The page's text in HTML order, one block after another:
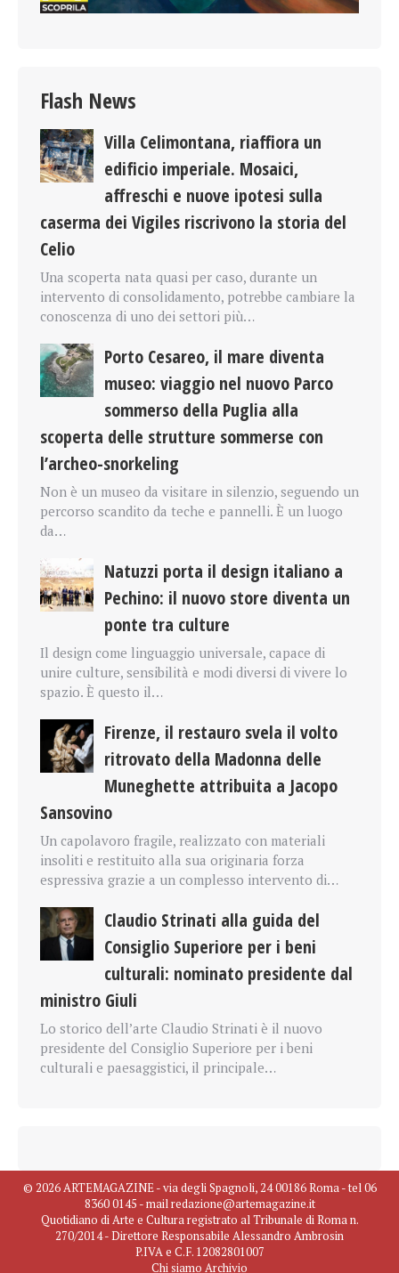
Flash News
Villa Celimontana, riaffiora un
edificio imperiale. Mosaici,
affreschi e nuove ipotesi sulla
caserma dei Vigiles riscrivono la storia del
Celio
Una scoperta nata quasi per caso, durante un
intervento di consolidamento, potrebbe cambiare la
conoscenza di uno dei settori più…
Porto Cesareo, il mare diventa
museo: viaggio nel nuovo Parco
sommerso della Puglia alla
scoperta delle strutture sommerse con
l’archeo-snorkeling
Non è un museo da visitare in silenzio, seguendo un
percorso scandito da teche e pannelli. È un luogo
da…
Natuzzi porta il design italiano a
Pechino: il nuovo store diventa un
ponte tra culture
Il design come linguaggio universale, capace di
unire culture, sensibilità e modi diversi di vivere lo
spazio. È questo il…
Firenze, il restauro svela il volto
ritrovato della Madonna delle
Muneghette attribuita a Jacopo
Sansovino
Un capolavoro fragile, realizzato con materiali
insoliti e restituito alla sua originaria forza
espressiva grazie a un complesso intervento di…
Claudio Strinati alla guida del
Consiglio Superiore per i beni
culturali: nominato presidente dal
ministro Giuli
Lo storico dell’arte Claudio Strinati è il nuovo
presidente del Consiglio Superiore per i beni
culturali e paesaggistici, il principale…
© 2026 ARTEMAGAZINE - via degli Spagnoli, 24 00186 Roma - tel 06
8360 0145 - mail redazione@artemagazine.it
Quotidiano di Arte e Cultura registrato al Tribunale di Roma n.
270/2014 - Direttore Responsabile Alessandro Ambrosin
P.IVA e C.F. 12082801007
Chi siamo Archivio